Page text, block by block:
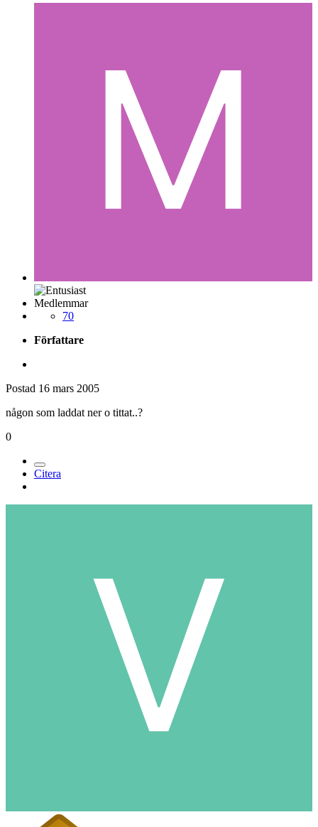
Medlemmar
70
Författare
Postad 16 mars 2005
någon som laddat ner o tittat..?
0
Citera